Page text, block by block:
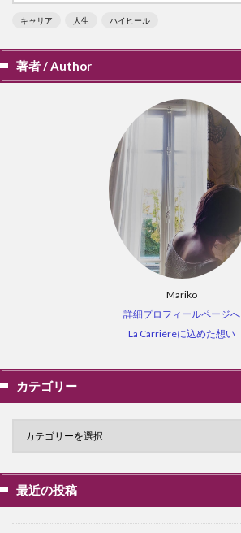
キャリア 人生 ハイヒール
著者 / Author
Mariko
詳細プロフィールページへ
La Carrièreに込めた想い
カテゴリー
最近の投稿